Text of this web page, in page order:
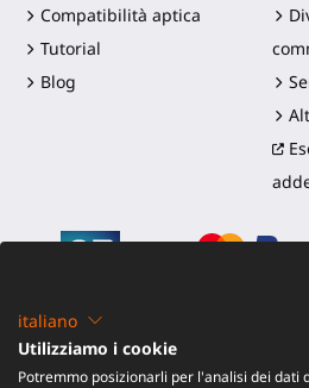
Compatibilità aptica
Tutorial
Blog
©2016-2026 - ProTubeVR™
Spedizione e dazi|Garanzia
italiano
Utilizziamo i cookie
Potremmo posizionarli per l'analisi dei dati